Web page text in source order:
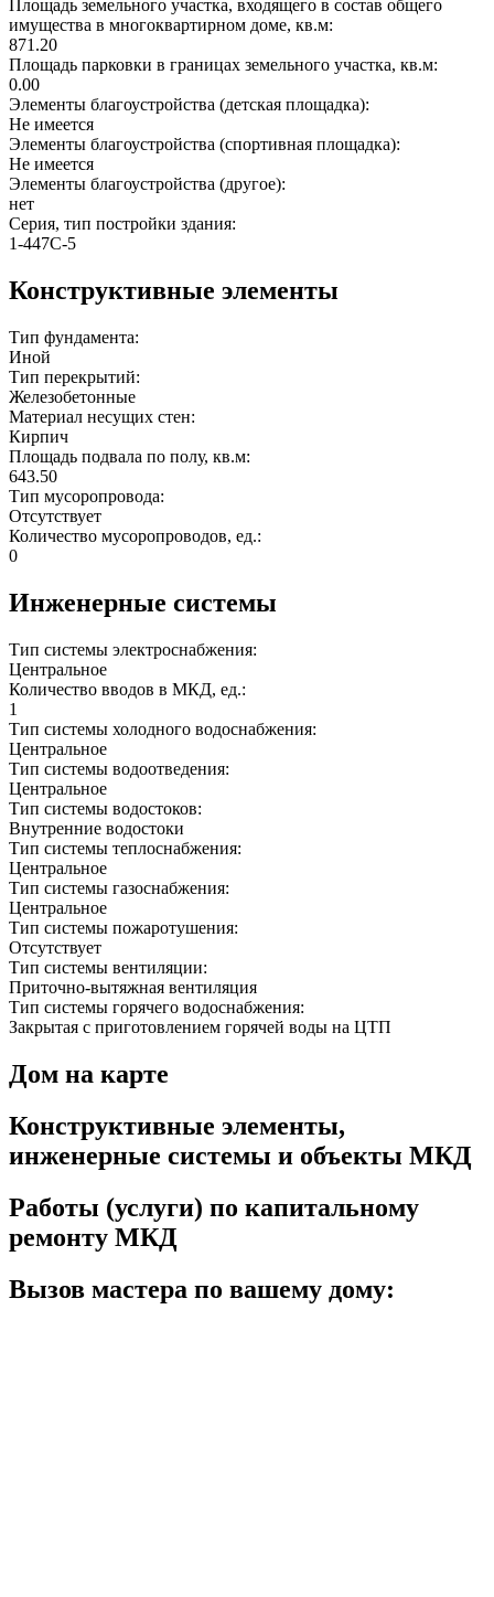
Площадь земельного участка, входящего в состав общего
имущества в многоквартирном доме, кв.м:
871.20
Площадь парковки в границах земельного участка, кв.м:
0.00
Элементы благоустройства (детская площадка):
Не имеется
Элементы благоустройства (спортивная площадка):
Не имеется
Элементы благоустройства (другое):
нет
Серия, тип постройки здания:
1-447С-5
Конструктивные элементы
Тип фундамента:
Иной
Тип перекрытий:
Железобетонные
Материал несущих стен:
Кирпич
Площадь подвала по полу, кв.м:
643.50
Тип мусоропровода:
Отсутствует
Количество мусоропроводов, ед.:
0
Инженерные системы
Тип системы электроснабжения:
Центральное
Количество вводов в МКД, ед.:
1
Тип системы холодного водоснабжения:
Центральное
Тип системы водоотведения:
Центральное
Тип системы водостоков:
Внутренние водостоки
Тип системы теплоснабжения:
Центральное
Тип системы газоснабжения:
Центральное
Тип системы пожаротушения:
Отсутствует
Тип системы вентиляции:
Приточно-вытяжная вентиляция
Тип системы горячего водоснабжения:
Закрытая с приготовлением горячей воды на ЦТП
Дом на карте
Конструктивные элементы,
инженерные системы и объекты МКД
Работы (услуги) по капитальному
ремонту МКД
Вызов мастера по вашему дому: